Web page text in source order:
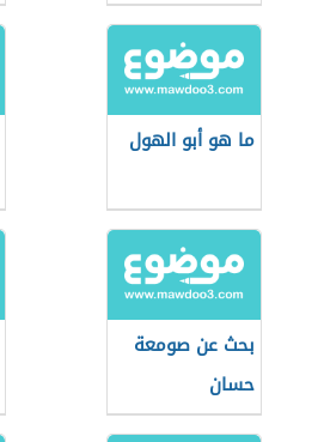
ما هو أبو الهول
بحث عن صومعة
حسان